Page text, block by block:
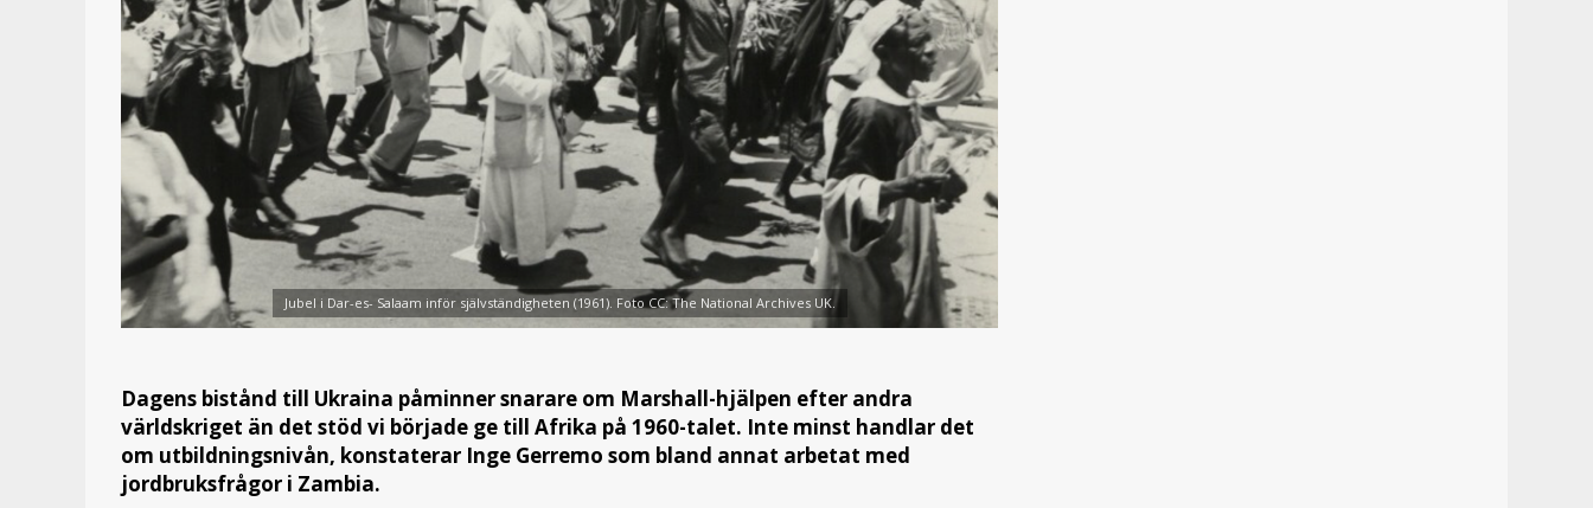
Jubel i Dar-es- Salaam inför självständigheten (1961). Foto CC: The National Archives UK.
Dagens bistånd till Ukraina påminner snarare om Marshall-hjälpen efter andra
världskriget än det stöd vi började ge till Afrika på 1960-talet. Inte minst handlar det
om utbildningsnivån, konstaterar Inge Gerremo som bland annat arbetat med
jordbruksfrågor i Zambia.